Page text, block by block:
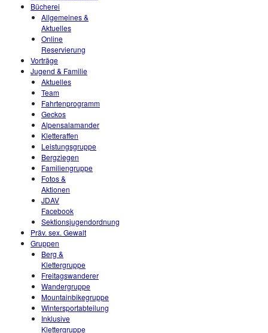
Bücherei
Allgemeines &
Aktuelles
Online
Reservierung
Vorträge
Jugend & Familie
Aktuelles
Team
Fahrtenprogramm
Geckos
Alpensalamander
Kletteraffen
Leistungsgruppe
Bergziegen
Familiengruppe
Fotos &
Aktionen
JDAV
Facebook
Sektionsjugendordnung
Präv. sex. Gewalt
Gruppen
Berg &
Klettergruppe
Freitagswanderer
Wandergruppe
Mountainbikegruppe
Wintersportabteilung
Inklusive
Klettergruppe